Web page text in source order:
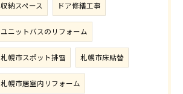
収納スペース ドア修繕工事
ユニットバスのリフォーム
札幌市スポット排雪 札幌市床貼替
札幌市居室内リフォーム